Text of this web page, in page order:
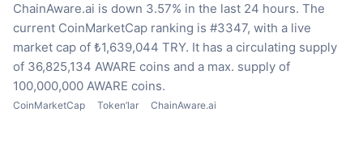
ChainAware.ai is down 3.57% in the last 24 hours. The
current CoinMarketCap ranking is #3347, with a live
market cap of ₺1,639,044 TRY. It has a circulating supply
of 36,825,134 AWARE coins and a max. supply of
100,000,000 AWARE coins.
CoinMarketCap Token’lar ChainAware.ai